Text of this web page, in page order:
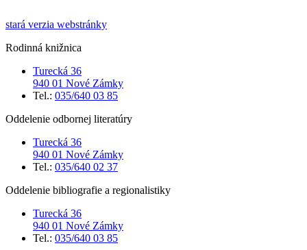
stará verzia webstránky
Rodinná knižnica
Turecká 36
940 01 Nové Zámky
Tel.: 035/640 03 85
Oddelenie odbornej literatúry
Turecká 36
940 01 Nové Zámky
Tel.: 035/640 02 37
Oddelenie bibliografie a regionalistiky
Turecká 36
940 01 Nové Zámky
Tel.: 035/640 03 85